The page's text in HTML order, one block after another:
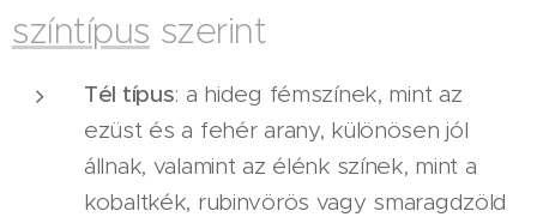
színtípus szerint
Tél típus: a hideg fémszínek, mint az
ezüst és a fehér arany, különösen jól
állnak, valamint az élénk színek, mint a
kobaltkék, rubinvörös vagy smaragdzöld